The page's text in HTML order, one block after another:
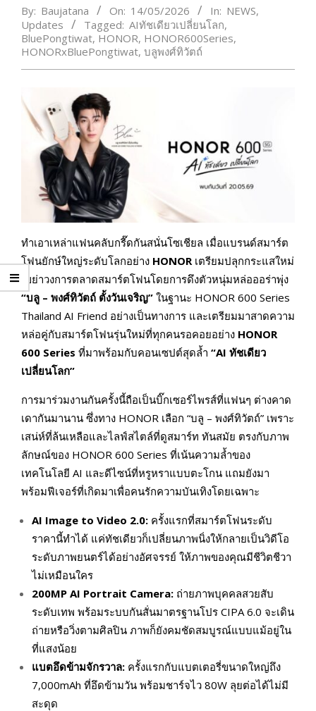
By: Baujatana On: 14/05/2026 In: NEWS,
Updates
Tagged: AIทัชเดียวเปลี่ยนโลก,
BluePongtiwat, HONOR, HONOR600Series,
HONORxBluePongtiwat, บลูพงศ์ทิวัตถ์
ทำเอาเหล่าแฟนคลับกรี๊ดกันสนั่นโซเชียล เมื่อแบรนด์สมาร์ต
โฟนยักษ์ใหญ่ระดับโลกอย่าง HONOR เตรียมปลุกกระแสใหม่
เขย่าวงการตลาดสมาร์ตโฟนโดยการดึงตัวหนุ่มหล่อออร่าพุ่ง
“บลู – พงศ์ทิวัตถ์ ตั้งวันเจริญ” ในฐานะ HONOR 600 Series
Thailand AI Friend อย่างเป็นทางการ และเตรียมมาสาดความ
หล่อคู่กับสมาร์ตโฟนรุ่นใหม่ที่ทุกคนรอคอยอย่าง HONOR
600 Series ที่มาพร้อมกับคอนเซปต์สุดล้ำ “AI ทัชเดียว
เปลี่ยนโลก”
การมาร่วมงานกันครั้งนี้ถือเป็นบิ๊กเซอร์ไพรส์ที่แฟนๆ ต่างคาด
เดากันมานาน ซึ่งทาง HONOR เลือก “บลู – พงศ์ทิวัตถ์” เพราะ
เสน่ห์ที่ล้นเหลือและไลฟ์สไตล์ที่ดูสมาร์ท ทันสมัย ตรงกับภาพ
ลักษณ์ของ HONOR 600 Series ที่เน้นความล้ำของ
เทคโนโลยี AI และดีไซน์ที่หรูหราแบบตะโกน แถมยังมา
พร้อมฟีเจอร์ที่เกิดมาเพื่อคนรักความบันเทิงโดยเฉพาะ
AI Image to Video 2.0: ครั้งแรกที่สมาร์ตโฟนระดับ
ราคานี้ทำได้ แค่ทัชเดียวก็เปลี่ยนภาพนิ่งให้กลายเป็นวิดีโอ
ระดับภาพยนตร์ได้อย่างอัศจรรย์ ให้ภาพของคุณมีชีวิตชีวา
ไม่เหมือนใคร
200MP AI Portrait Camera: ถ่ายภาพบุคคลสวยสับ
ระดับเทพ พร้อมระบบกันสั่นมาตรฐานโปร CIPA 6.0 จะเดิน
ถ่ายหรือวิ่งตามศิลปิน ภาพก็ยังคมชัดสมบูรณ์แบบแม้อยู่ใน
ที่แสงน้อย
แบตอึดข้ามจักรวาล: ครั้งแรกกับแบตเตอรี่ขนาดใหญ่ถึง
7,000mAh ที่อึดข้ามวัน พร้อมชาร์จไว 80W ลุยต่อได้ไม่มี
สะดุด